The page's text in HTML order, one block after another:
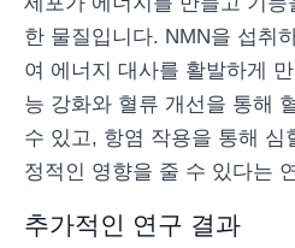
한 물질입니다. NMN을 섭취
여 에너지 대사를 활발하게
능 강화와 혈류 개선을 통해
수 있고, 항염 작용을 통해 심
정적인 영향을 줄 수 있다는
추가적인 연구 결과